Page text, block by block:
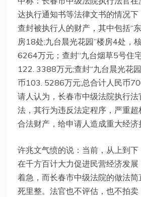
达执行通知书等法律文书的情况
查封被执行人的财产，其中包括“
房18处;九台晨光花园”楼房4处，
6264万元；查封“九台烟草5号住
122. 3388万元;查封“九台晨光花
币103. 5286万元;总合计人民币
请人认为，长春市中级法院执行
法，其行为违反法定程序，严重
合法财产，给申请人造成重大经济
许兆文气愤的说：当前，从上到
在千方百计大力促进民营经济发
着急，而长春市中级法院的做法
死里整。法官也不评估，也不拍